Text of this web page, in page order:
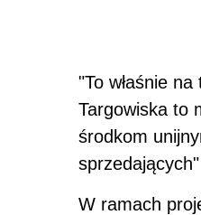
"To właśnie
Targowiska to
środkom
W ramach